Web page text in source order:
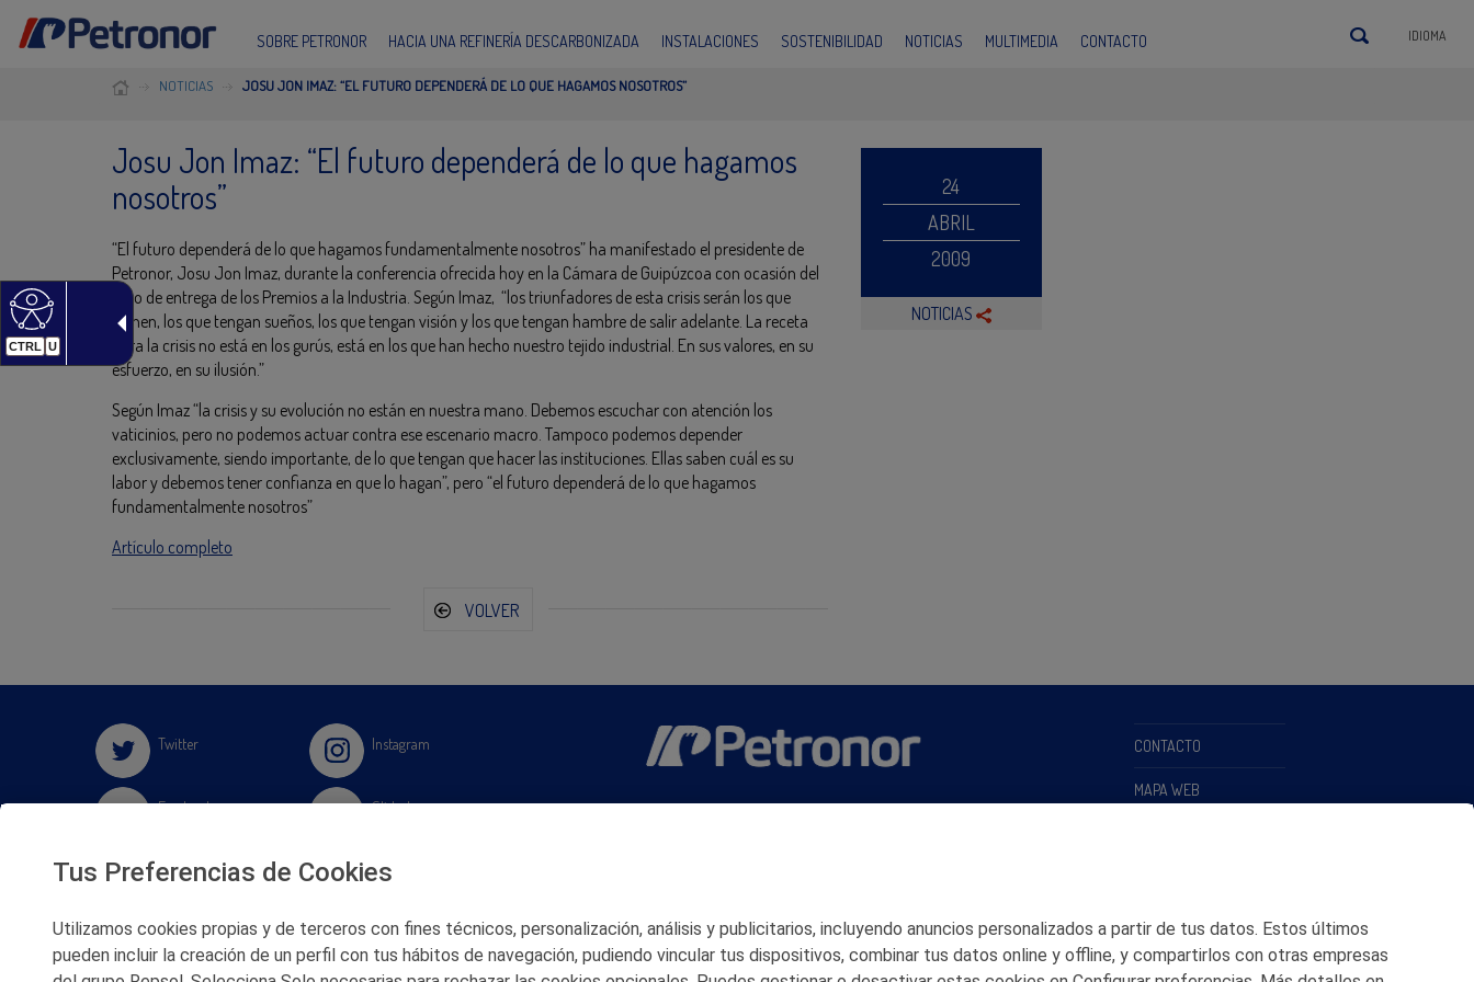
CTRL U
SOBRE PETRONOR HACIA UNA REFINERÍA DESCARBONIZADA INSTALACIONES SOSTENIBILIDAD NOTICIAS MULTIMEDIA CONTACTO IDIOMA
NOTICIAS JOSU JON IMAZ: “EL FUTURO DEPENDERÁ DE LO QUE HAGAMOS NOSOTROS”
Josu Jon Imaz: “El futuro dependerá de lo que hagamos
nosotros”
“El futuro dependerá de lo que hagamos fundamentalmente nosotros” ha manifestado el presidente de
Petronor, Josu Jon Imaz, durante la conferencia ofrecida hoy en la Cámara de Guipúzcoa con ocasión del
acto de entrega de los Premios a la Industria. Según Imaz, “los triunfadores de esta crisis serán los que
luchen, los que tengan sueños, los que tengan visión y los que tengan hambre de salir adelante. La receta
para la crisis no está en los gurús, está en los que han hecho nuestro tejido industrial. En sus valores, en su
esfuerzo, en su ilusión.”
Según Imaz “la crisis y su evolución no están en nuestra mano. Debemos escuchar con atención los
vaticinios, pero no podemos actuar contra ese escenario macro. Tampoco podemos depender
exclusivamente, siendo importante, de lo que tengan que hacer las instituciones. Ellas saben cuál es su
labor y debemos tener confianza en que lo hagan”, pero “el futuro dependerá de lo que hagamos
fundamentalmente nosotros”
Artículo completo
VOLVER
24
ABRIL
2009
NOTICIAS
Twitter
Facebook
Youtube
Flickr
Instagram
Slideshare
Soundcloud
CONTACTO
MAPA WEB
POLITICA DE COOKIES
CANAL DE ÉTICA
Tus Preferencias de Cookies
Utilizamos cookies propias y de terceros con fines técnicos, personalización, análisis y publicitarios, incluyendo anuncios personalizados a partir de tus datos. Estos últimos
pueden incluir la creación de un perfil con tus hábitos de navegación, pudiendo vincular tus dispositivos, combinar tus datos online y offline, y compartirlos con otras empresas